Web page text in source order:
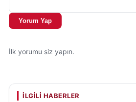
Yorum Yap
İlk yorumu siz yapın.
İLGILI HABERLER